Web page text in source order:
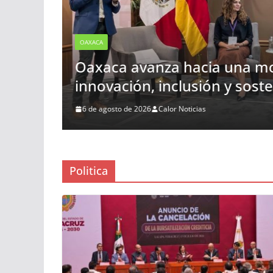
OAXACA
Invita Sectur Oaxaca a
Mezcal 2026 y el 14º
6 de agosto de 2026 Calor Noticias
Politica